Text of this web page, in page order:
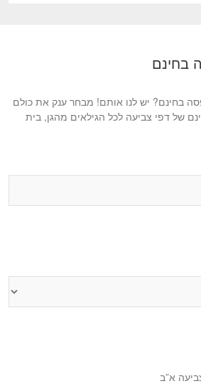
בחינם
בחינם? יש לנו אותם! מבחר ענק את כולם
של דפי צביעה לכל הגילאים מהגן, בית
א”ב